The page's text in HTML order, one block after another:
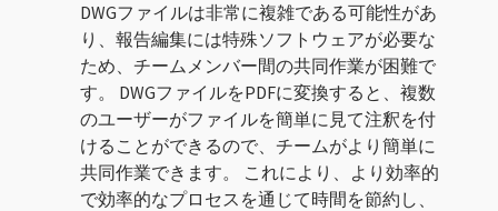
DWGファイルは非常に複雑である可能性があ
り、報告編集には特殊ソフトウェアが必要な
ため、チームメンバー間の共同作業が困難で
す。 DWGファイルをPDFに変換すると、複数
のユーザーがファイルを簡単に見て注釈を付
けることができるので、チームがより簡単に
共同作業できます。 これにより、より効率的
で効率的なプロセスを通じて時間を節約し、